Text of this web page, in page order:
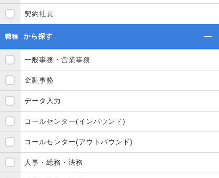
契約社員
職種 から探す
一般事務・営業事務
金融事務
データ入力
コールセンター(インバウンド)
コールセンター(アウトバウンド)
人事・総務・法務